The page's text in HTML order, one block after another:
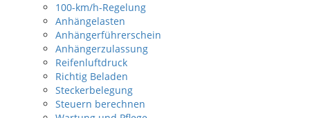
100-km/h-Regelung
Anhängelasten
Anhängerführerschein
Anhängerzulassung
Reifenluftdruck
Richtig Beladen
Steckerbelegung
Steuern berechnen